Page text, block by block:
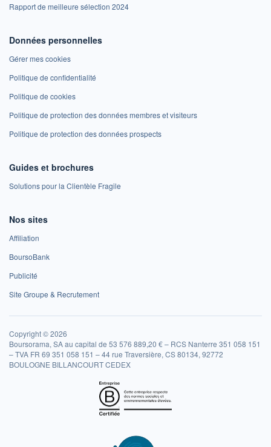
Rapport de meilleure sélection 2024
Données personnelles
Gérer mes cookies
Politique de confidentialité
Politique de cookies
Politique de protection des données membres et visiteurs
Politique de protection des données prospects
Guides et brochures
Solutions pour la Clientèle Fragile
Nos sites
Affiliation
BoursoBank
Publicité
Site Groupe & Recrutement
Copyright © 2026
Boursorama, SA au capital de 53 576 889,20 € – RCS Nanterre 351 058 151
– TVA FR 69 351 058 151 – 44 rue Traversière, CS 80134, 92772
BOULOGNE BILLANCOURT CEDEX